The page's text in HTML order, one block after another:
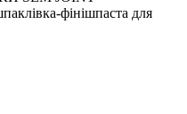
фінішпаста для